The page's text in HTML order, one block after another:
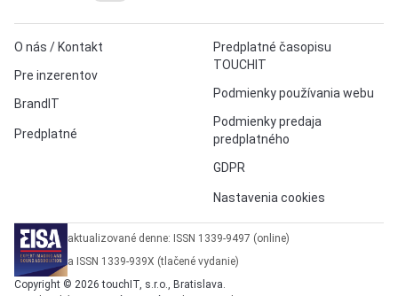
O nás / Kontakt
Pre inzerentov
BrandIT
Predplatné
Predplatné časopisu
TOUCHIT
Podmienky používania webu
Podmienky predaja
predplatného
GDPR
Nastavenia cookies
aktualizované denne: ISSN 1339-9497 (online)
a ISSN 1339-939X (tlačené vydanie)
Copyright © 2026 touchIT, s.r.o., Bratislava.